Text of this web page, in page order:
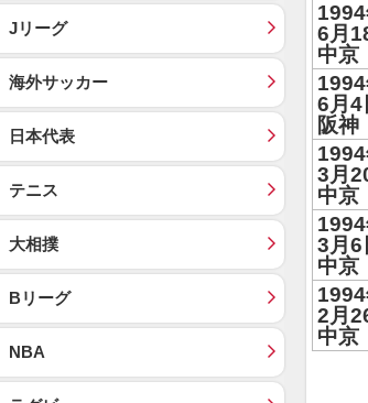
6月
中京
6月4
阪神
3月
中京
3月6
中京
2月
中京
Jリーグ
海外サッカー
日本代表
テニス
大相撲
Bリーグ
NBA